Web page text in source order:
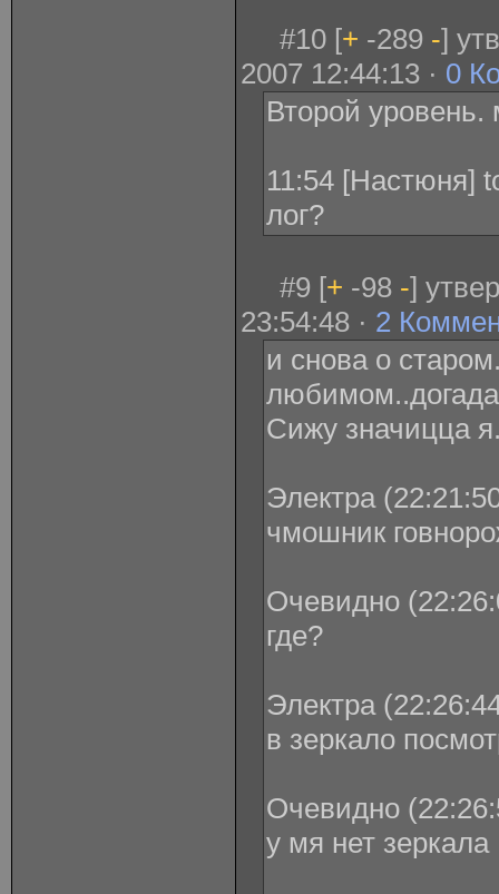
#10 [+ -289 -]
2007 12:44:13 · 0
Второй
11:54 [Настюня]
лог?
#9 [+ -98 -]
23:54:48 · 2
и снова о
Сижу значицца
Электра
чмошник
Очевидно
где?
Электра
в зеркало
Очевидно
у мя нет зеркала